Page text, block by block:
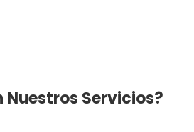
Nuestros Servicios?